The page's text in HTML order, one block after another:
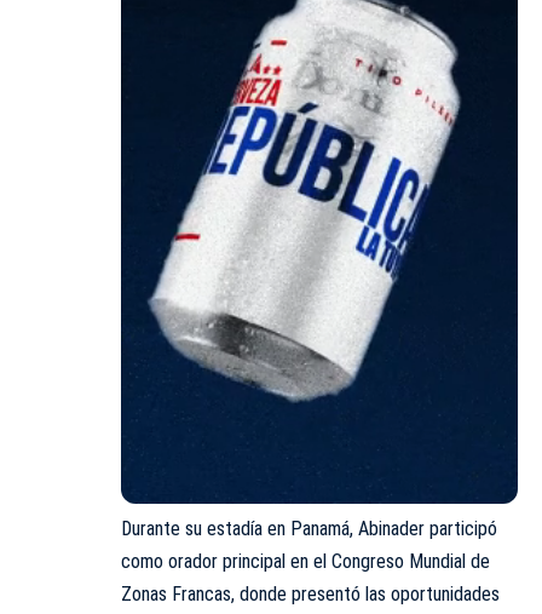
Durante su estadía en Panamá, Abinader participó
como orador principal en el Congreso Mundial de
Zonas Francas, donde presentó las oportunidades